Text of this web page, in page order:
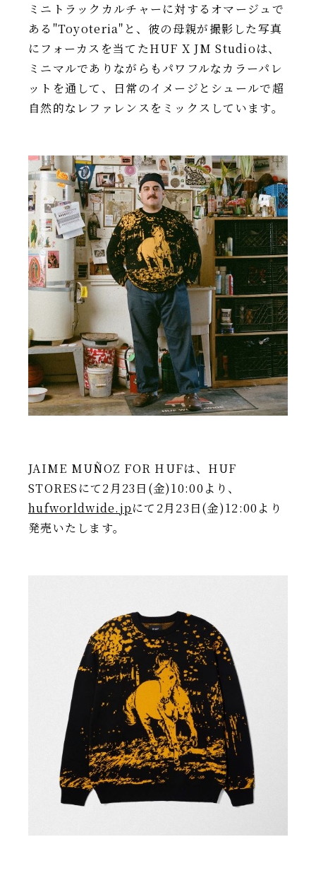
ミニトラックカルチャーに対するオマージュで
ある"Toyoteria"と、彼の母親が撮影した写真
にフォーカスを当てたHUF X JM Studioは、
ミニマルでありながらもパワフルなカラーパレ
ットを通して、日常のイメージとシュールで超
自然的なレファレンスをミックスしています。
JAIME MUÑOZ FOR HUFは、HUF
STORESにて2月23日(金)10:00より、
hufworldwide.jpにて2月23日(金)12:00より
発売いたします。